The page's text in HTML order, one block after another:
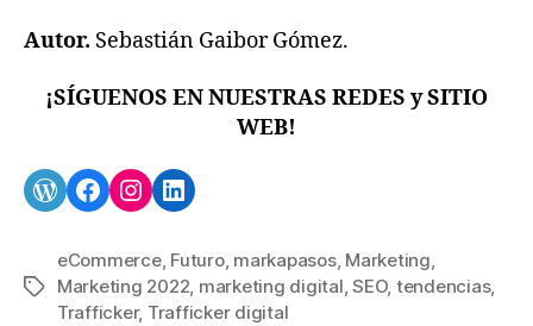
Autor. Sebastián Gaibor Gómez.
¡SÍGUENOS EN NUESTRAS REDES y SITIO
WEB!
eCommerce, Futuro, markapasos, Marketing,
Marketing 2022, marketing digital,SEO, tendencias,
Trafficker, Trafficker digital